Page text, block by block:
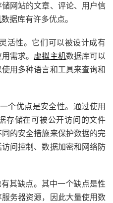
网站的文章、评论、用户信
数据库有许多优点。
活性。它们可以被设计成有
需求。 虚拟主机数据库可以
用多种语言和工具来查询和
个优点是安全性。通过使用
存储在可被公开访问的文件
的安全措施来保护数据的完
问控制、数据加密和网络防
其缺点。其中一个缺点是性
务器资源，因此大量使用数